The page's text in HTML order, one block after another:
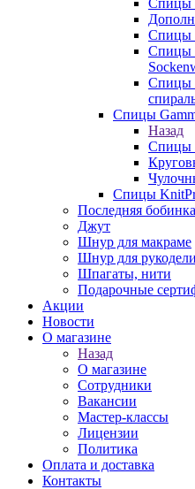
Спицы
Спицы
Спицы
Спицы
Назад
Спицы
Спицы
Последняя бобинка
Джут
Шнур для макраме
Шнур для
Шпагаты, нити
Подарочные
Акции
Новости
О магазине
Назад
О магазине
Сотрудники
Вакансии
Мастер-классы
Лицензии
Политика
Оплата и доставка
Контакты